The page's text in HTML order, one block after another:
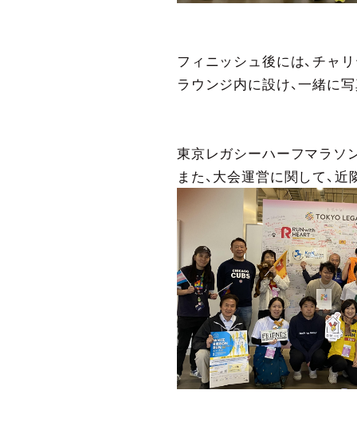
フィニッシュ後には、チャ
ラウンジ内に設け、一緒に
東京レガシーハーフマラソ
また、大会運営に関して、